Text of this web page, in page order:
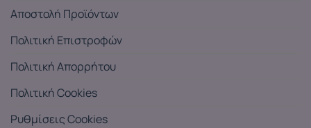
Αποστολή Προϊόντων
Πολιτική Επιστροφών
Πολιτική Απορρήτου
Πολιτική Cookies
Ρυθμίσεις Cookies